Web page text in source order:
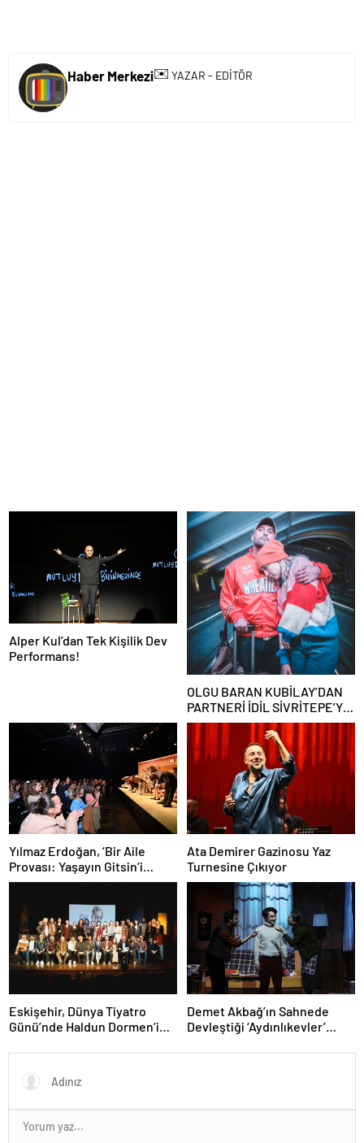
Haber Merkezi✉️ YAZAR - EDİTÖR
Alper Kul’dan Tek Kişilik Dev
Performans!
OLGU BARAN KUBİLAY’DAN
PARTNERİ İDİL SİVRİTEPE’YE
ÖVGÜ DOLU SÖZLER!
Yılmaz Erdoğan, ‘Bir Aile
Provası: Yaşayın Gitsin’i
İzlemek İçin Maximum Uniq
Ata Demirer Gazinosu Yaz
Turnesine Çıkıyor
Eskişehir, Dünya Tiyatro
Günü’nde Haldun Dormen’i
Hayat” ile selamladı!
Demet Akbağ’ın Sahnede
Devleştiği ‘Aydınlıkevler’